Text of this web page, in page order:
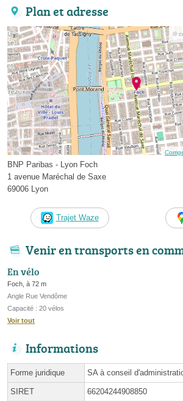
Plan et adresse
©
BNP Paribas - Lyon Foch
1 avenue Maréchal de Saxe
69006 Lyon
Trajet Waze
Venir en transports en
En vélo
Foch, à 72 m
Angle Rue Vendôme
Capacité : 20 vélos
Voir tout
Informations
Forme juridique SA à conseil
SIRET 66204244908850